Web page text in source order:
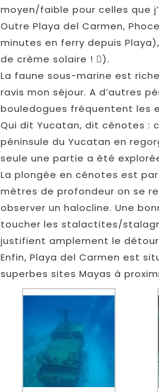
moyen/faible pour celles que
Outre Playa del Carmen,
minutes en ferry depuis
de crème solaire ! ).
La faune sous-marine est
ravis mon séjour. A d’autres
bouledogues fréquentent les
Qui dit Yucatan, dit cénotes :
péninsule du Yucatan en
seule une partie a été
La plongée en cénotes est
mètres de profondeur on se
observer un halocline. Une
toucher les stalactites/
justifient amplement le
Enfin, Playa del Carmen est
superbes sites Mayas à